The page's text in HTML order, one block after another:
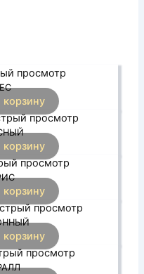
просмотр
корзину
просмотр
корзину
просмотр
корзину
просмотр
корзину
просмотр